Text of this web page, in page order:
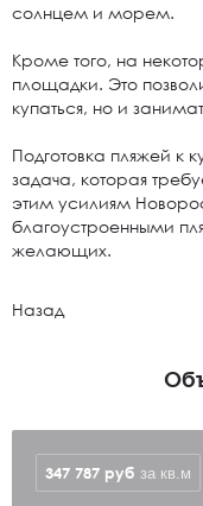
солнцем и морем.
Кроме того, на
площадки. Это
купаться, но и
Подготовка пляжей к
задача, которая
этим усилиям
благоустроенными
желающих.
Назад
347 787 руб за кв.м